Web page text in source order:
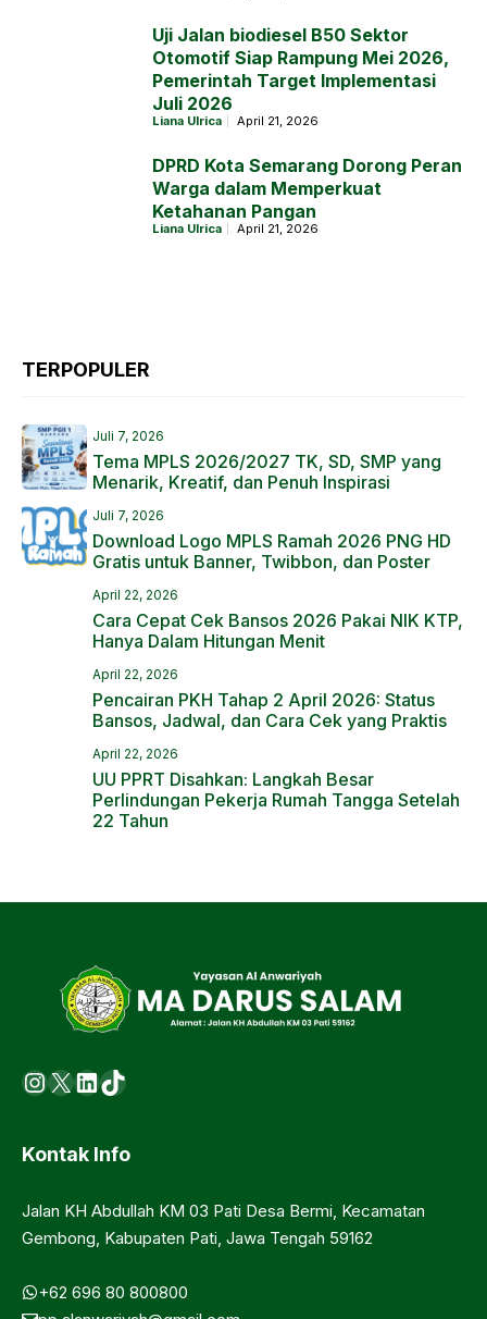
Uji Jalan biodiesel B50 Sektor
Otomotif Siap Rampung Mei 2026,
Pemerintah Target Implementasi
Juli 2026
Liana Ulrica April 21, 2026
DPRD Kota Semarang Dorong Peran
Warga dalam Memperkuat
Ketahanan Pangan
Liana Ulrica April 21, 2026
TERPOPULER
Juli 7, 2026
Tema MPLS 2026/2027 TK, SD, SMP yang
Menarik, Kreatif, dan Penuh Inspirasi
Juli 7, 2026
Download Logo MPLS Ramah 2026 PNG HD
Gratis untuk Banner, Twibbon, dan Poster
April 22, 2026
Cara Cepat Cek Bansos 2026 Pakai NIK KTP,
Hanya Dalam Hitungan Menit
April 22, 2026
Pencairan PKH Tahap 2 April 2026: Status
Bansos, Jadwal, dan Cara Cek yang Praktis
April 22, 2026
UU PPRT Disahkan: Langkah Besar
Perlindungan Pekerja Rumah Tangga Setelah
22 Tahun
Instagram
X LinkedIn
https://www.tiktok.com/
Kontak Info
Jalan KH Abdullah KM 03 Pati Desa Bermi, Kecamatan
Gembong, Kabupaten Pati, Jawa Tengah 59162
+62 696 80 800800